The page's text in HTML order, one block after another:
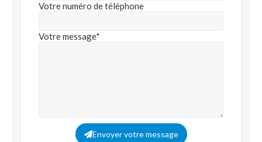
Votre numéro de téléphone
Votre message*
Envoyer votre message